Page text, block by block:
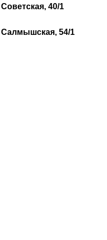
40/1
Салмышская, 54/1